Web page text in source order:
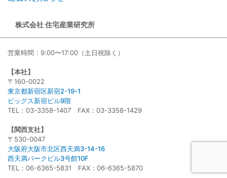
株式会社 住宅産業研究所
営業時間：9:00〜17:00（土日祝除く）
【本社】
〒160-0022
東京都新宿区新宿2-19-1
ビッグス新宿ビル9階
TEL：03-3358-1407 FAX：03-3358-1429
【関西支社】
〒530-0047
大阪府大阪市北区西天満3-14-16
西天満パークビル3号館10F
TEL：06-6365-5831 FAX：06-6365-5870